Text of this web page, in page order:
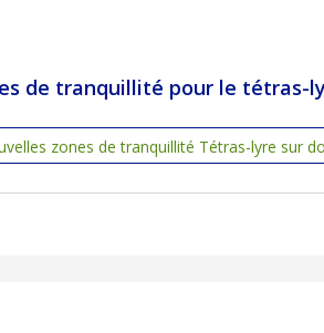
de tranquillité pour le tétras-
zones de tranquillité Tétras-lyre sur